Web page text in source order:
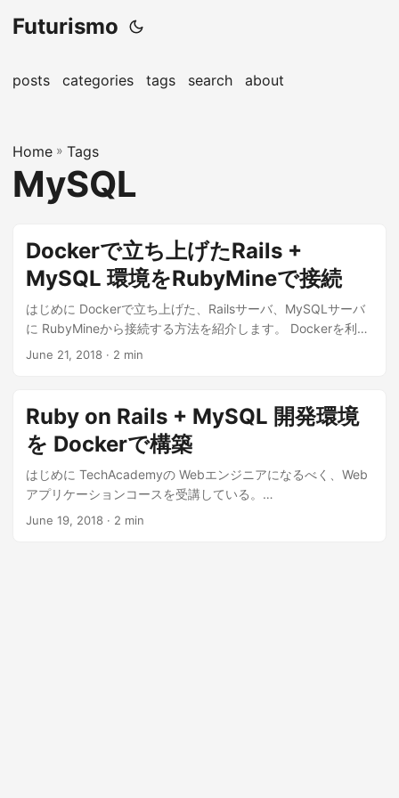
Futurismo
posts categories tags search about
Home » Tags
MySQL
Dockerで立ち上げたRails +
MySQL 環境をRubyMineで接続
はじめに Dockerで立ち上げた、Railsサーバ、MySQLサーバ
に RubyMineから接続する方法を紹介します。 Dockerを利用
して、...
June 21, 2018 · 2 min
Ruby on Rails + MySQL 開発環境
を Dockerで構築
はじめに TechAcademyの Webエンジニアになるべく、Web
アプリケーションコースを受講している。
https://techacademy.jp/rails-bootcamp 受講の感想はあとで
June 19, 2018 · 2 min